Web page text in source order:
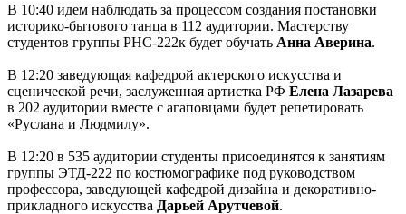
В 10:40 идем наблюдать за процессом создания постановки
историко-бытового танца в 112 аудитории. Мастерству
студентов группы РНС-222к будет обучать Анна Аверина.
В 12:20 заведующая кафедрой актерского искусства и
сценической речи, заслуженная артистка РФ Елена Лазарева
в 202 аудитории вместе с агаповцами будет репетировать
«Руслана и Людмилу».
В 12:20 в 535 аудитории студенты присоединятся к занятиям
группы ЭТД-222 по костюмографике под руководством
профессора, заведующей кафедрой дизайна и декоративно-
прикладного искусства Дарьей Арутчевой.